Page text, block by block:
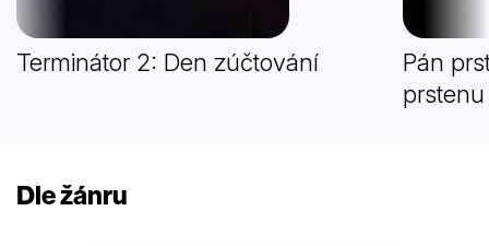
Terminátor 2: Den zúčtování
Pán
prstenu
Dle žánru